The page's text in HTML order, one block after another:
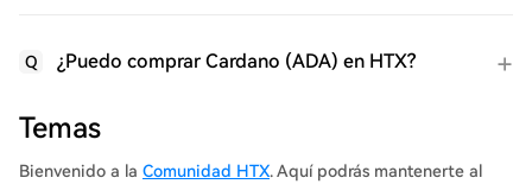
Q ¿Puedo comprar Cardano (ADA) en HTX?
Temas
Bienvenido a la Comunidad HTX. Aquí podrás mantenerte al